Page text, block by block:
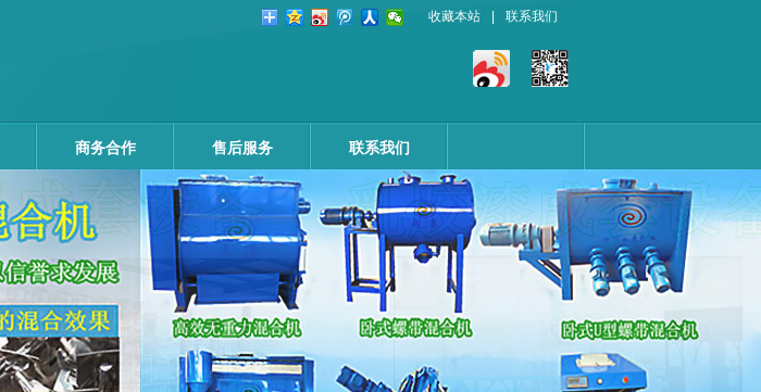
收藏本站 联系我们
商务合作 售后服务 联系我们